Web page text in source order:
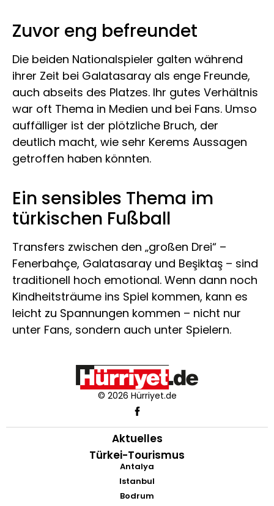
Zuvor eng befreundet
Die beiden Nationalspieler galten während
ihrer Zeit bei Galatasaray als enge Freunde,
auch abseits des Platzes. Ihr gutes Verhältnis
war oft Thema in Medien und bei Fans. Umso
auffälliger ist der plötzliche Bruch, der
deutlich macht, wie sehr Kerems Aussagen
getroffen haben könnten.
Ein sensibles Thema im
türkischen Fußball
Transfers zwischen den „großen Drei“ –
Fenerbahçe, Galatasaray und Beşiktaş – sind
traditionell hoch emotional. Wenn dann noch
Kindheitsträume ins Spiel kommen, kann es
leicht zu Spannungen kommen – nicht nur
unter Fans, sondern auch unter Spielern.
© 2026 Hürriyet.de
Aktuelles
Türkei-Tourismus
Antalya
Istanbul
Bodrum